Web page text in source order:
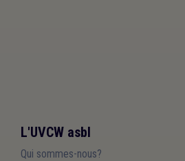
L'UVCW asbl
Qui sommes-nous?